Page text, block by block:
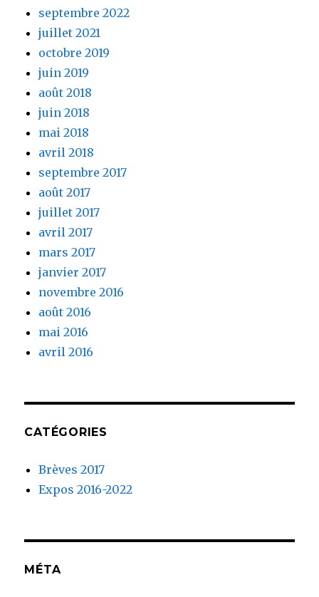
septembre 2022
juillet 2021
octobre 2019
juin 2019
août 2018
juin 2018
mai 2018
avril 2018
septembre 2017
août 2017
juillet 2017
avril 2017
mars 2017
janvier 2017
novembre 2016
août 2016
mai 2016
avril 2016
CATÉGORIES
Brèves 2017
Expos 2016-2022
MÉTA